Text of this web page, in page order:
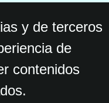
y de terceros
de
contenidos